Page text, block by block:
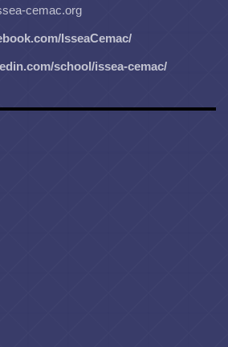
cemac.org
IsseaCemac/
school/issea-cemac/